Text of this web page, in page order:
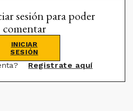
sesión para poder
comentar
INICIAR
SESIÓN
Registrate aquí